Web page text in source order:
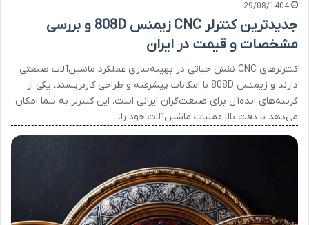
29/08/1404
جدیدترین کنترلر CNC زیمنس 808D و بررسی
مشخصات و قیمت در ایران
کنترلرهای CNC نقش حیاتی در بهینه‌سازی عملکرد ماشین‌آلات صنعتی
دارند و زیمنس 808D با امکانات پیشرفته و طراحی کاربرپسند، یکی از
گزینه‌های ایده‌آل برای صنعت‌گران ایرانی است. این کنترلر به شما امکان
می‌دهد با دقت بالا عملیات ماشین‌آلات خود را…